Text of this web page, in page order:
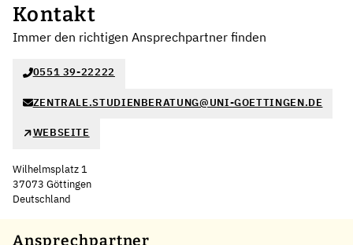
Kontakt
Immer den richtigen Ansprechpartner finden
0551 39-22222
ZENTRALE.STUDIENBERATUNG@UNI-GOETTINGEN.DE
WEBSEITE
Wilhelmsplatz 1
37073 Göttingen
Deutschland
+
Ansprechpartner